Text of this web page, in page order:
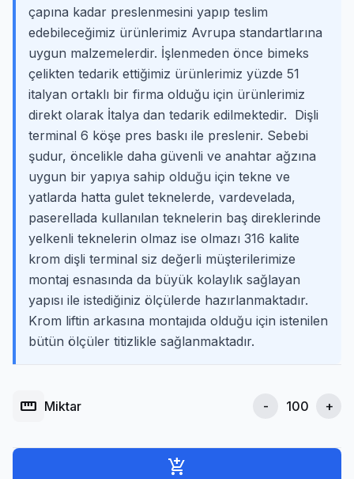
çapına kadar preslenmesini yapıp teslim
edebileceğimiz ürünlerimiz Avrupa standartlarına
uygun malzemelerdir. İşlenmeden önce bimeks
çelikten tedarik ettiğimiz ürünlerimiz yüzde 51
italyan ortaklı bir firma olduğu için ürünlerimiz
direkt olarak İtalya dan tedarik edilmektedir. Dişli
terminal 6 köşe pres baskı ile preslenir. Sebebi
şudur, öncelikle daha güvenli ve anahtar ağzına
uygun bir yapıya sahip olduğu için tekne ve
yatlarda hatta gulet teknelerde, vardevelada,
paserellada kullanılan teknelerin baş direklerinde
yelkenli teknelerin olmaz ise olmazı 316 kalite
krom dişli terminal siz değerli müşterilerimize
montaj esnasında da büyük kolaylık sağlayan
yapısı ile istediğiniz ölçülerde hazırlanmaktadır.
Krom liftin arkasına montajıda olduğu için istenilen
bütün ölçüler titizlikle sağlanmaktadır.
straighten Miktar - +
add_shopping_cart